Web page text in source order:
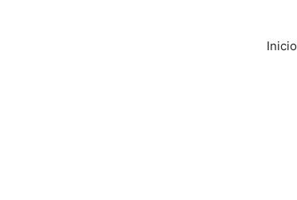
Inicio